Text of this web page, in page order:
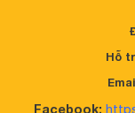
Hỗ
Facebook: